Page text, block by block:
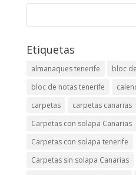
Etiquetas
almanaques tenerife
bloc
bloc de notas tenerife
carpetas
carpetas canarias
Carpetas con solapa Canarias
Carpetas con solapa tenerife
Carpetas sin solapa Canarias